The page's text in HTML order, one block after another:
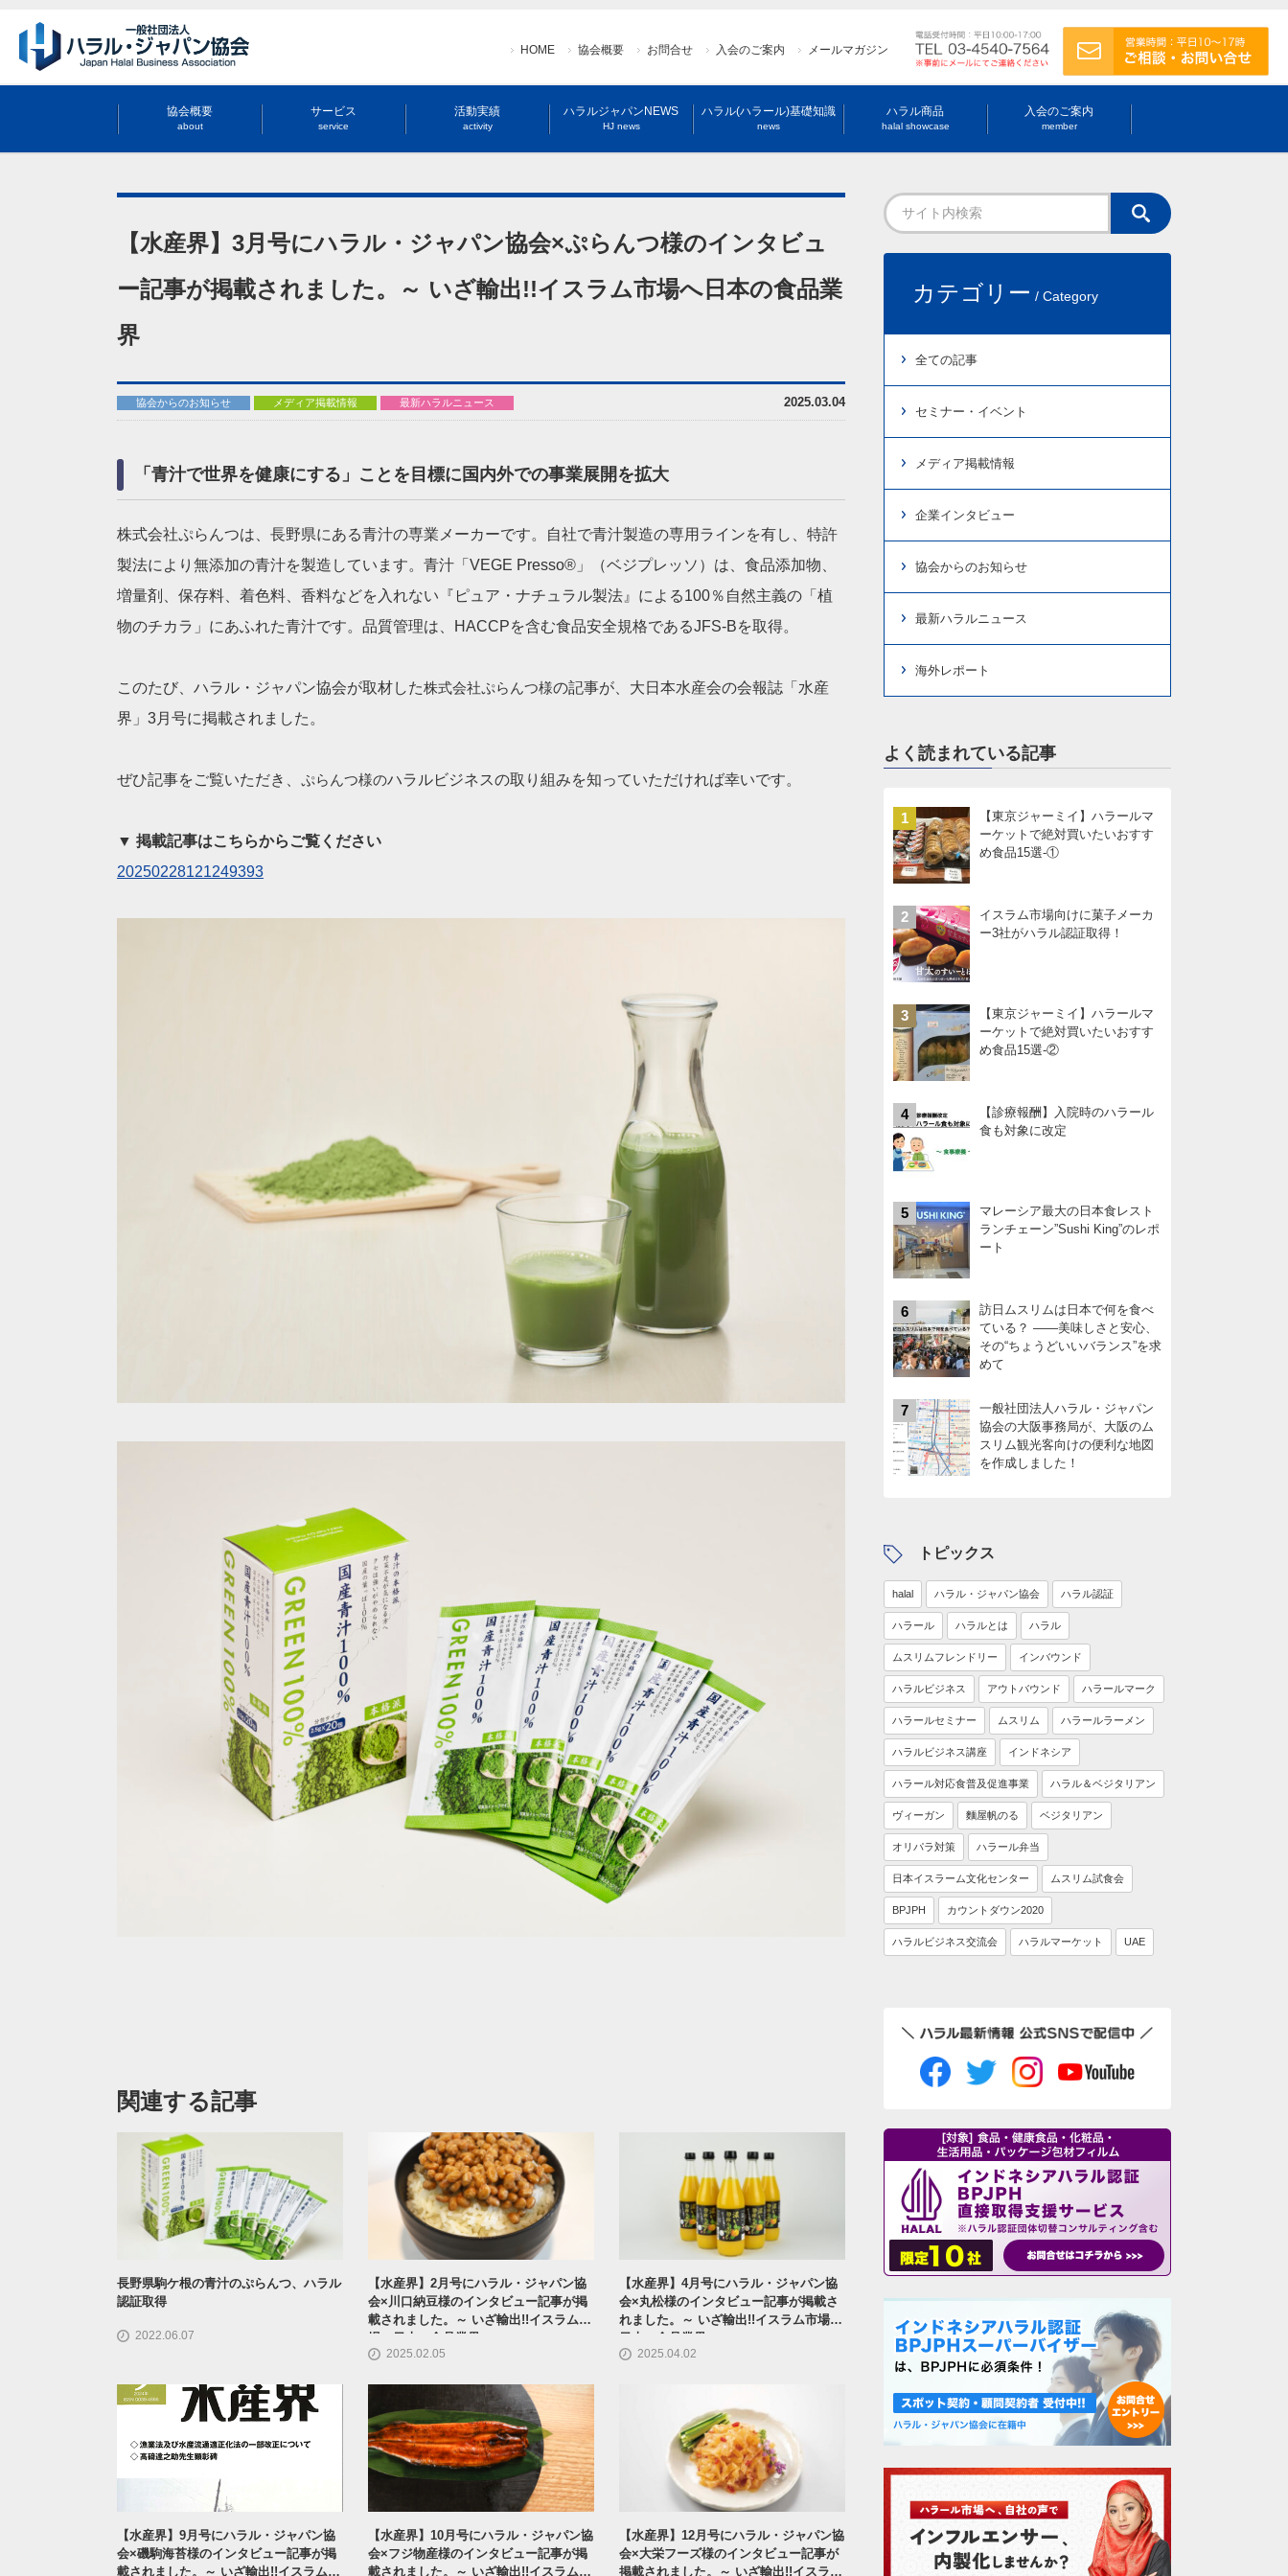
HOME 協会概要 お問合せ 入会のご案内 メールマガジン
協会概要
about
サービス
service
活動実績
activity
ハラルジャパンNEWS
HJ news
ハラル(ハラール)基礎知識
news
ハラル商品
halal showcase
入会のご案内
member
【水産界】3月号にハラル・ジャパン協会×ぷらんつ様のインタビュ
ー記事が掲載されました。～ いざ輸出!!イスラム市場へ日本の食品業
界
2025.03.04
協会からのお知らせ メディア掲載情報 最新ハラルニュース
「青汁で世界を健康にする」ことを目標に国内外での事業展開を拡大
株式会社ぷらんつは、長野県にある青汁の専業メーカーです。自社で青汁製造の専用ラインを有し、特許
製法により無添加の青汁を製造しています。青汁「VEGE Presso®」（ベジプレッソ）は、食品添加物、
増量剤、保存料、着色料、香料などを入れない『ピュア・ナチュラル製法』による100％自然主義の「植
物のチカラ」にあふれた青汁です。品質管理は、HACCPを含む食品安全規格であるJFS-Bを取得。
このたび、ハラル・ジャパン協会が取材した株式会社ぷらんつ様の記事が、大日本水産会の会報誌「水産
界」3月号に掲載されました。
ぜひ記事をご覧いただき、 ぷらんつ様のハラルビジネスの取り組みを知っていただければ幸いです。
▼ 掲載記事はこちらからご覧ください
20250228121249393
関連する記事
長野県駒ケ根の青汁のぷらんつ、ハラル
認証取得
2022.06.07
【水産界】2月号にハラル・ジャパン協
会×川口納豆様のインタビュー記事が掲
載されました。～ いざ輸出!!イスラム市
場へ日本の食品業界
2025.02.05
【水産界】4月号にハラル・ジャパン協
会×丸松様のインタビュー記事が掲載さ
れました。～ いざ輸出!!イスラム市場へ
日本の食品業界
2025.04.02
【水産界】9月号にハラル・ジャパン協
会×磯駒海苔様のインタビュー記事が掲
載されました。～ いざ輸出!!イスラム市
【水産界】10月号にハラル・ジャパン協
会×フジ物産様のインタビュー記事が掲
載されました。～ いざ輸出!!イスラム市
【水産界】12月号にハラル・ジャパン協
会×大栄フーズ様のインタビュー記事が
掲載されました。～ いざ輸出!!イスラム
カテゴリー / Category
全ての記事
セミナー・イベント
メディア掲載情報
企業インタビュー
協会からのお知らせ
最新ハラルニュース
海外レポート
よく読まれている記事
1
【東京ジャーミイ】ハラールマ
ーケットで絶対買いたいおすす
め食品15選-①
2
イスラム市場向けに菓子メーカ
ー3社がハラル認証取得！
3
【東京ジャーミイ】ハラールマ
ーケットで絶対買いたいおすす
め食品15選-②
4
【診療報酬】入院時のハラール
食も対象に改定
5
マレーシア最大の日本食レスト
ランチェーン”Sushi King”のレポ
ート
6
訪日ムスリムは日本で何を食べ
ている？ ――美味しさと安心、
その“ちょうどいいバランス”を求
めて
7
一般社団法人ハラル・ジャパン
協会の大阪事務局が、大阪のム
スリム観光客向けの便利な地図
を作成しました！
トピックス
halal ハラル・ジャパン協会 ハラル認証
ハラール ハラルとは ハラル
ムスリムフレンドリー インバウンド
ハラルビジネス アウトバウンド ハラールマーク
ハラールセミナー ムスリム ハラールラーメン
ハラルビジネス講座 インドネシア
ハラール対応食普及促進事業 ハラル＆ベジタリアン
ヴィーガン 麵屋帆のる ベジタリアン
オリパラ対策 ハラール弁当
日本イスラーム文化センター ムスリム試食会
BPJPH カウントダウン2020
ハラルビジネス交流会 ハラルマーケット UAE